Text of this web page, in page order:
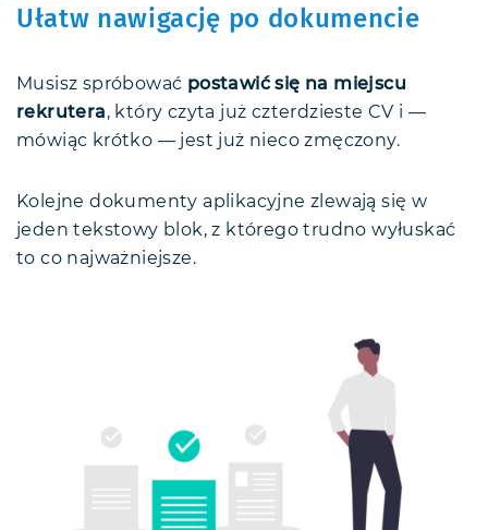
Ułatw nawigację po dokumencie
Musisz spróbować postawić się na miejscu
rekrutera, który czyta już czterdzieste CV i —
mówiąc krótko — jest już nieco zmęczony.
Kolejne dokumenty aplikacyjne zlewają się w
jeden tekstowy blok, z którego trudno wyłuskać
to co najważniejsze.